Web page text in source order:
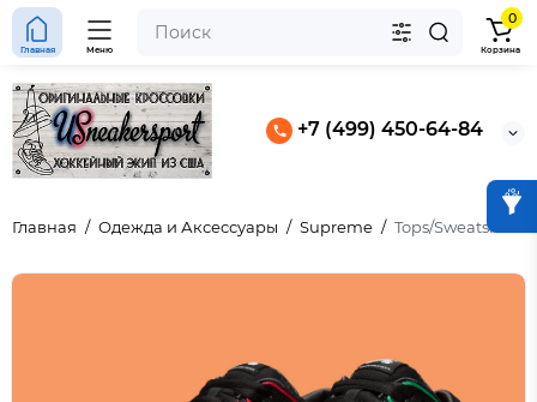
+7 (499) 450-64-84
Главная Меню
0
Корзина
Главная Одежда и Аксессуары Supreme Tops/Sweatshirts